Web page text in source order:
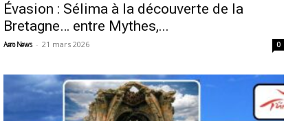
Évasion : Sélima à la découverte de la
Bretagne… entre Mythes,...
Aero News - 21 mars 2026 0